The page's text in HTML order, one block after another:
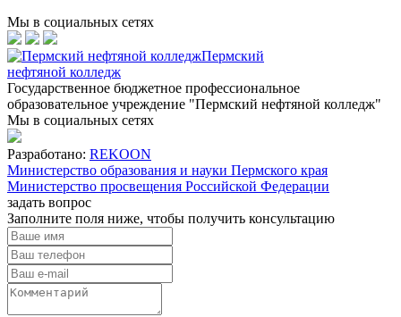
Мы в социальных сетях
Пермский
нефтяной колледж
Государственное бюджетное профессиональное
образовательное учреждение "Пермский нефтяной колледж"
Мы в социальных сетях
Разработано: REKOON
Министерство образования и науки Пермского края
Министерство просвещения Российской Федерации
задать вопрос
Заполните поля ниже, чтобы получить консультацию